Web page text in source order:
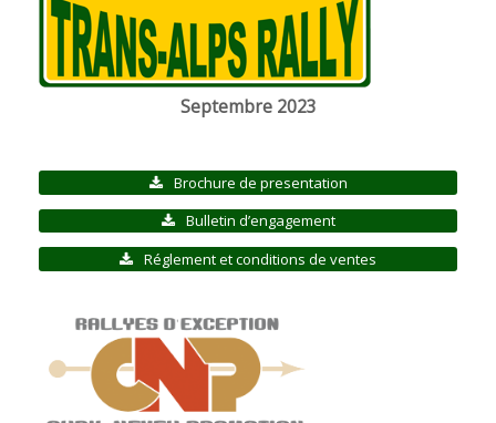
Septembre 2023
Brochure de presentation
Bulletin d’engagement
Réglement et conditions de ventes